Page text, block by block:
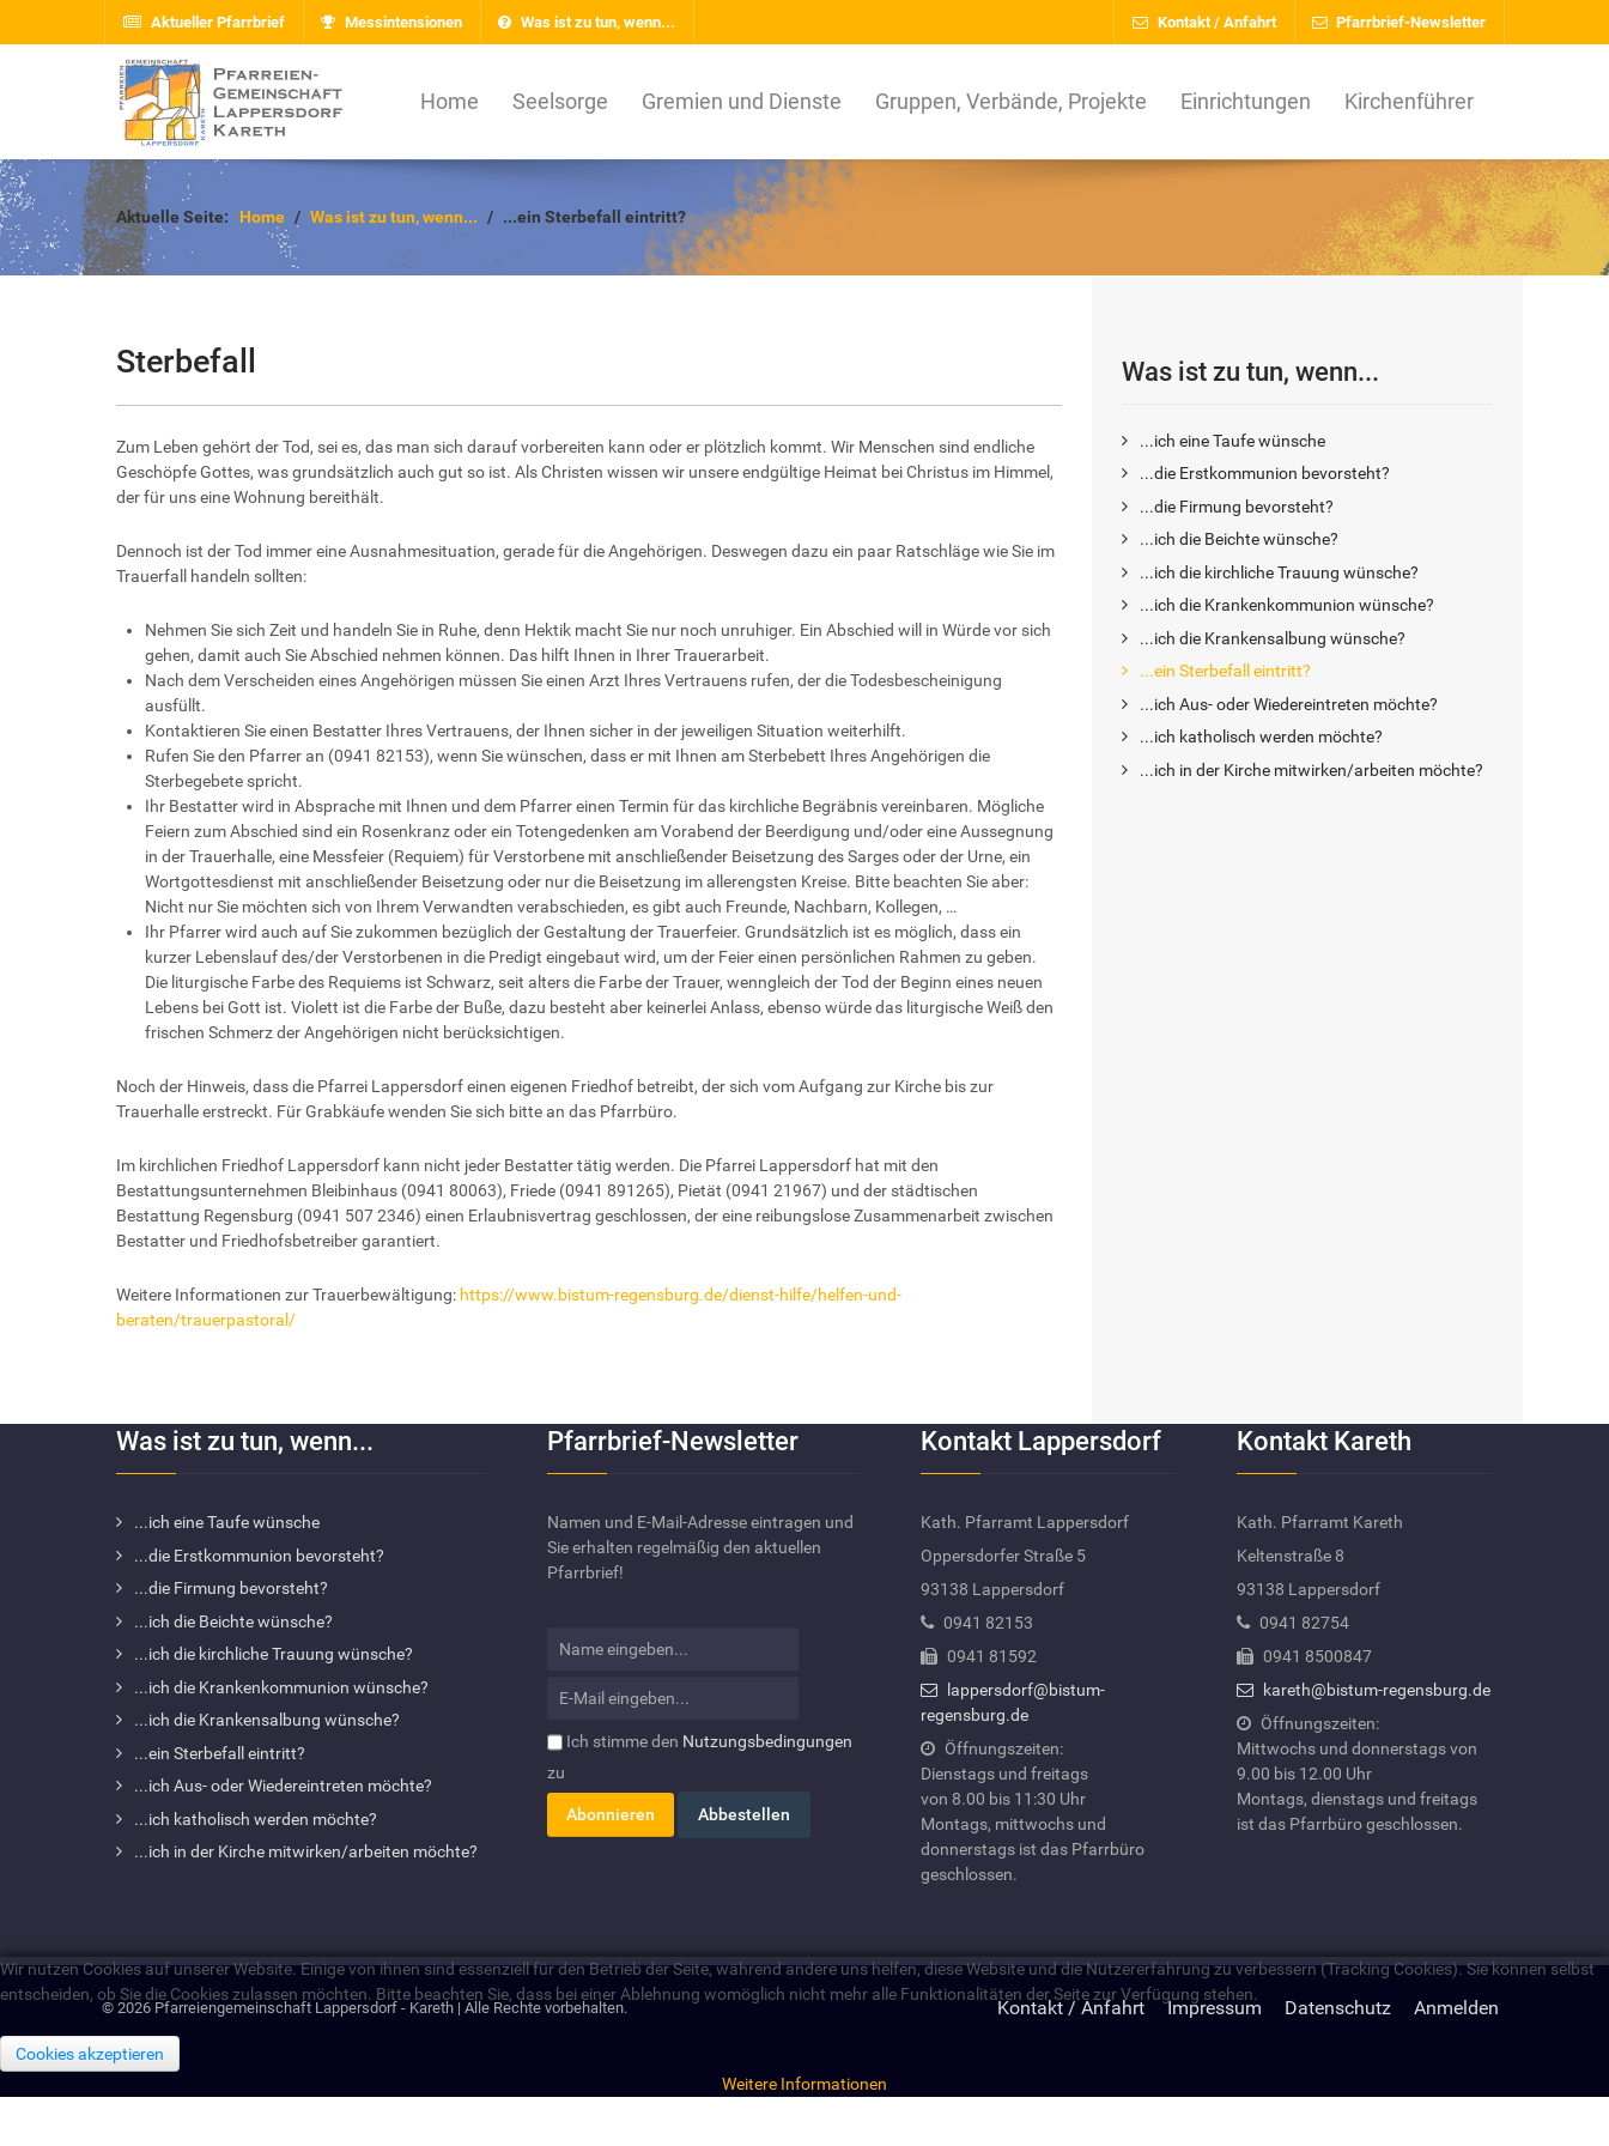
Aktueller Pfarrbrief Messintensionen Was ist zu tun, wenn... Kontakt / Anfahrt Pfarrbrief-Newsletter
Home Seelsorge Gremien und Dienste Gruppen, Verbände, Projekte Einrichtungen Kirchenführer
Aktuelle Seite: Home Was ist zu tun, wenn... ...ein Sterbefall eintritt?
Sterbefall
Zum Leben gehört der Tod, sei es, das man sich darauf vorbereiten kann oder er plötzlich kommt. Wir Menschen sind endliche
Geschöpfe Gottes, was grundsätzlich auch gut so ist. Als Christen wissen wir unsere endgültige Heimat bei Christus im Himmel,
der für uns eine Wohnung bereithält.
Dennoch ist der Tod immer eine Ausnahmesituation, gerade für die Angehörigen. Deswegen dazu ein paar Ratschläge wie Sie im
Trauerfall handeln sollten:
Nehmen Sie sich Zeit und handeln Sie in Ruhe, denn Hektik macht Sie nur noch unruhiger. Ein Abschied will in Würde vor sich
gehen, damit auch Sie Abschied nehmen können. Das hilft Ihnen in Ihrer Trauerarbeit.
Nach dem Verscheiden eines Angehörigen müssen Sie einen Arzt Ihres Vertrauens rufen, der die Todesbescheinigung
ausfüllt.
Kontaktieren Sie einen Bestatter Ihres Vertrauens, der Ihnen sicher in der jeweiligen Situation weiterhilft.
Rufen Sie den Pfarrer an (0941 82153), wenn Sie wünschen, dass er mit Ihnen am Sterbebett Ihres Angehörigen die
Sterbegebete spricht.
Ihr Bestatter wird in Absprache mit Ihnen und dem Pfarrer einen Termin für das kirchliche Begräbnis vereinbaren. Mögliche
Feiern zum Abschied sind ein Rosenkranz oder ein Totengedenken am Vorabend der Beerdigung und/oder eine Aussegnung
in der Trauerhalle, eine Messfeier (Requiem) für Verstorbene mit anschließender Beisetzung des Sarges oder der Urne, ein
Wortgottesdienst mit anschließender Beisetzung oder nur die Beisetzung im allerengsten Kreise. Bitte beachten Sie aber:
Nicht nur Sie möchten sich von Ihrem Verwandten verabschieden, es gibt auch Freunde, Nachbarn, Kollegen, …
Ihr Pfarrer wird auch auf Sie zukommen bezüglich der Gestaltung der Trauerfeier. Grundsätzlich ist es möglich, dass ein
kurzer Lebenslauf des/der Verstorbenen in die Predigt eingebaut wird, um der Feier einen persönlichen Rahmen zu geben.
Die liturgische Farbe des Requiems ist Schwarz, seit alters die Farbe der Trauer, wenngleich der Tod der Beginn eines neuen
Lebens bei Gott ist. Violett ist die Farbe der Buße, dazu besteht aber keinerlei Anlass, ebenso würde das liturgische Weiß den
frischen Schmerz der Angehörigen nicht berücksichtigen.
Noch der Hinweis, dass die Pfarrei Lappersdorf einen eigenen Friedhof betreibt, der sich vom Aufgang zur Kirche bis zur
Trauerhalle erstreckt. Für Grabkäufe wenden Sie sich bitte an das Pfarrbüro.
Im kirchlichen Friedhof Lappersdorf kann nicht jeder Bestatter tätig werden. Die Pfarrei Lappersdorf hat mit den
Bestattungsunternehmen Bleibinhaus (0941 80063), Friede (0941 891265), Pietät (0941 21967) und der städtischen
Bestattung Regensburg (0941 507 2346) einen Erlaubnisvertrag geschlossen, der eine reibungslose Zusammenarbeit zwischen
Bestatter und Friedhofsbetreiber garantiert.
Weitere Informationen zur Trauerbewältigung: https://www.bistum-regensburg.de/dienst-hilfe/helfen-und-
beraten/trauerpastoral/
Was ist zu tun, wenn...
...ich eine Taufe wünsche
...die Erstkommunion bevorsteht?
...die Firmung bevorsteht?
...ich die Beichte wünsche?
...ich die kirchliche Trauung wünsche?
...ich die Krankenkommunion wünsche?
...ich die Krankensalbung wünsche?
...ein Sterbefall eintritt?
...ich Aus- oder Wiedereintreten möchte?
...ich katholisch werden möchte?
...ich in der Kirche mitwirken/arbeiten möchte?
Was ist zu tun, wenn...
...ich eine Taufe wünsche
...die Erstkommunion bevorsteht?
...die Firmung bevorsteht?
...ich die Beichte wünsche?
...ich die kirchliche Trauung wünsche?
...ich die Krankenkommunion wünsche?
...ich die Krankensalbung wünsche?
...ein Sterbefall eintritt?
...ich Aus- oder Wiedereintreten möchte?
...ich katholisch werden möchte?
...ich in der Kirche mitwirken/arbeiten möchte?
Pfarrbrief-Newsletter
Namen und E-Mail-Adresse eintragen und
Sie erhalten regelmäßig den aktuellen
Pfarrbrief!
Ich stimme den Nutzungsbedingungen
zu
Kontakt Lappersdorf
Kath. Pfarramt Lappersdorf
Oppersdorfer Straße 5
93138 Lappersdorf
0941 82153
0941 81592
lappersdorf@bistum-
regensburg.de
Öffnungszeiten:
Dienstags und freitags
von 8.00 bis 11:30 Uhr
Montags, mittwochs und
donnerstags ist das Pfarrbüro
geschlossen.
Kontakt Kareth
Kath. Pfarramt Kareth
Keltenstraße 8
93138 Lappersdorf
0941 82754
0941 8500847
kareth@bistum-regensburg.de
Öffnungszeiten:
Mittwochs und donnerstags von
9.00 bis 12.00 Uhr
Montags, dienstags und freitags
ist das Pfarrbüro geschlossen.
© 2026 Pfarreiengemeinschaft Lappersdorf - Kareth | Alle Rechte vorbehalten. Kontakt / Anfahrt Impressum Datenschutz Anmelden
Wir nutzen Cookies auf unserer Website. Einige von ihnen sind essenziell für den Betrieb der Seite, während andere uns helfen, diese Website und die Nutzererfahrung zu verbessern (Tracking Cookies). Sie können selbst
entscheiden, ob Sie die Cookies zulassen möchten. Bitte beachten Sie, dass bei einer Ablehnung womöglich nicht mehr alle Funktionalitäten der Seite zur Verfügung stehen.
Cookies akzeptieren
Weitere Informationen